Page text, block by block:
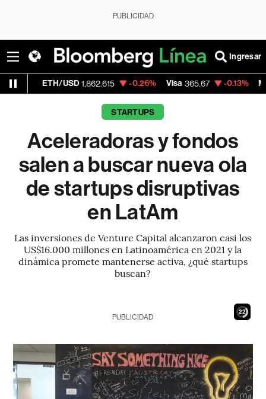
PUBLICIDAD
Ingresar
1,862.615 -0.26% Visa 365.67 -0.13% MercadoLibre
STARTUPS
Aceleradoras y fondos
salen a buscar nueva ola
de startups disruptivas
en LatAm
Las inversiones de Venture Capital alcanzaron casi los
US$16.000 millones en Latinoamérica en 2021 y la
dinámica promete mantenerse activa, ¿qué startups
buscan?
20
PUBLICIDAD